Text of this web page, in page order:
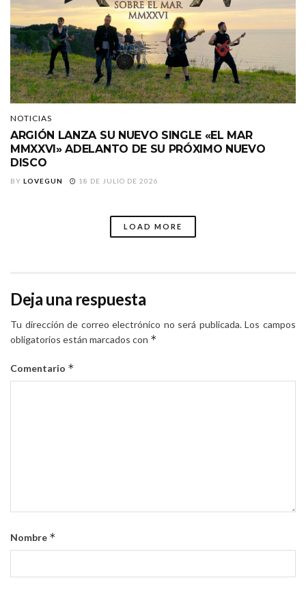
NOTICIAS
ARGIÓN LANZA SU NUEVO SINGLE «EL MAR
MMXXVI» ADELANTO DE SU PRÓXIMO NUEVO
DISCO
BY LOVEGUN 18 DE JULIO DE 2026
LOAD MORE
Deja una respuesta
Tu dirección de correo electrónico no será publicada. Los campos
obligatorios están marcados con *
Comentario *
Nombre *